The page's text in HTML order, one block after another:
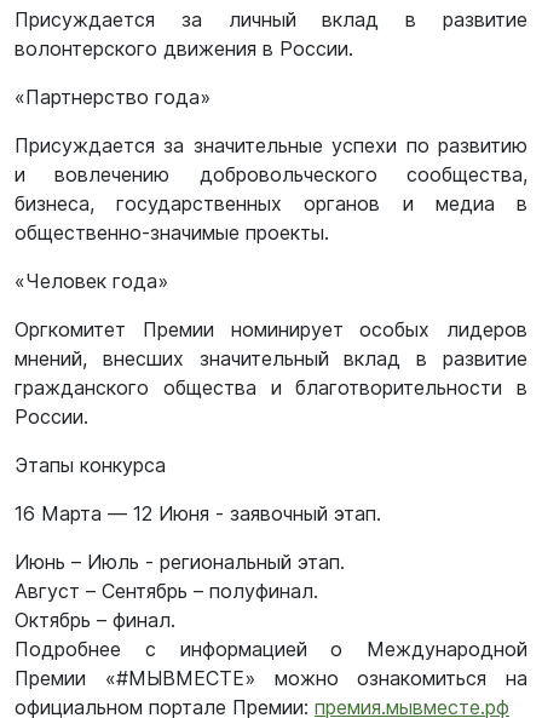
Присуждается за личный вклад в развитие
волонтерского движения в России.
«Партнерство года»
Присуждается за значительные успехи по развитию
и вовлечению добровольческого сообщества,
бизнеса, государственных органов и медиа в
общественно-значимые проекты.
«Человек года»
Оргкомитет Премии номинирует особых лидеров
мнений, внесших значительный вклад в развитие
гражданского общества и благотворительности в
России.
Этапы конкурса
16 Марта — 12 Июня - заявочный этап.
Июнь – Июль - региональный этап.
Август – Сентябрь – полуфинал.
Октябрь – финал.
Подробнее с информацией о Международной
Премии «#МЫВМЕСТЕ» можно ознакомиться на
официальном портале Премии: премия.мывместе.рф